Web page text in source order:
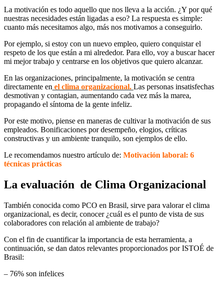
La motivación es todo aquello que nos lleva a la acción. ¿Y por qué
nuestras necesidades están ligadas a eso? La respuesta es simple:
cuanto más necesitamos algo, más nos motivamos a conseguirlo.
Por ejemplo, si estoy con un nuevo empleo, quiero conquistar el
respeto de los que están a mi alrededor. Para ello, voy a buscar hacer
mi mejor trabajo y centrarse en los objetivos que quiero alcanzar.
En las organizaciones, principalmente, la motivación se centra
directamente en el clima organizacional. Las personas insatisfechas
desmotivan y contagian, aumentando cada vez más la marea,
propagando el síntoma de la gente infeliz.
Por este motivo, piense en maneras de cultivar la motivación de sus
empleados. Bonificaciones por desempeño, elogios, críticas
constructivas y un ambiente tranquilo, son ejemplos de ello.
Le recomendamos nuestro artículo de: Motivación laboral: 6
técnicas prácticas
La evaluación de Clima Organizacional
También conocida como PCO en Brasil, sirve para valorar el clima
organizacional, es decir, conocer ¿cuál es el punto de vista de sus
colaboradores con relación al ambiente de trabajo?
Con el fin de cuantificar la importancia de esta herramienta, a
continuación, se dan datos relevantes proporcionados por ISTOÉ de
Brasil:
– 76% son infelices